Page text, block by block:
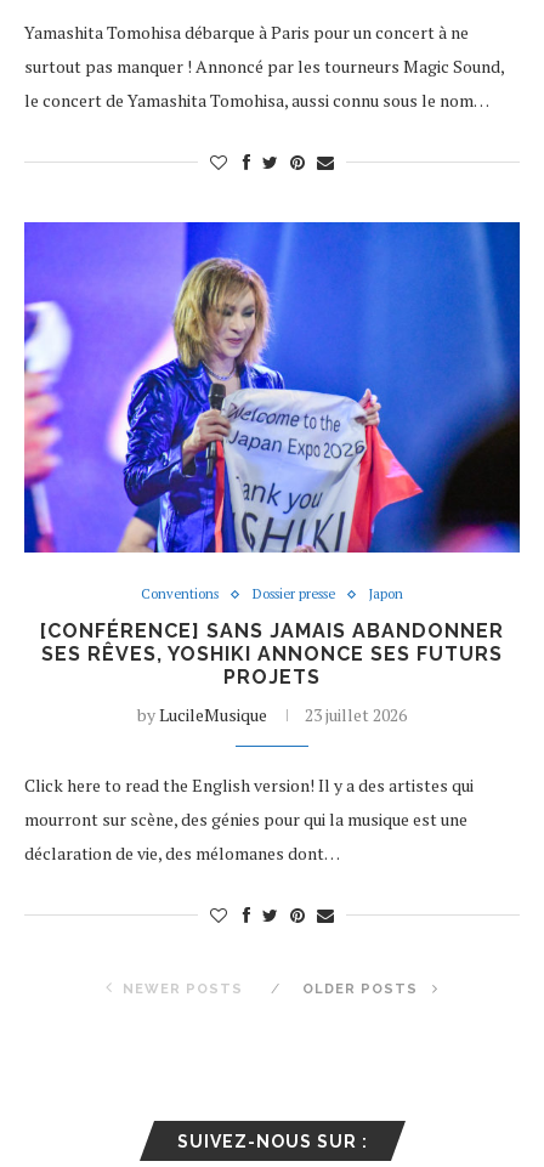
Yamashita Tomohisa débarque à Paris pour un concert à ne
surtout pas manquer ! Annoncé par les tourneurs Magic Sound,
le concert de Yamashita Tomohisa, aussi connu sous le nom…
Conventions Dossier presse Japon
[CONFÉRENCE] SANS JAMAIS ABANDONNER
SES RÊVES, YOSHIKI ANNONCE SES FUTURS
PROJETS
byLucileMusique 23 juillet 2026
Click here to read the English version! Il y a des artistes qui
mourront sur scène, des génies pour qui la musique est une
déclaration de vie, des mélomanes dont…
NEWER POSTS OLDER POSTS
SUIVEZ-NOUS SUR :